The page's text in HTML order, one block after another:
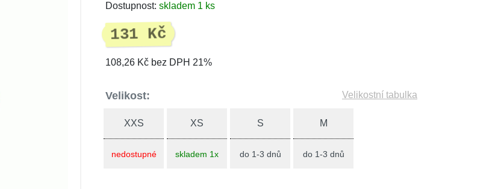
Dostupnost: skladem 1 ks
131 Kč
108,26 Kč bez DPH 21%
Velikost: Velikostní tabulka
XXS
nedostupné
XS
skladem 1x
S
do 1-3 dnů
M
do 1-3 dnů